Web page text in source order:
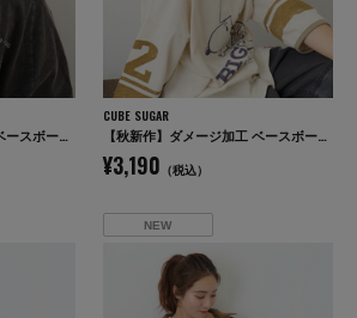
【秋新作】ダメージ加工 ベースボール キャップ
CUBE SUGAR
【秋新作】ダメージ加工 ベースボール キャップ
¥3,190 （税込）
NEW